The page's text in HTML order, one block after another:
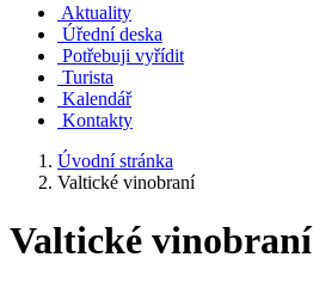
Aktuality
Úřední deska
Potřebuji vyřídit
Turista
Kalendář
Kontakty
Úvodní stránka
Valtické vinobraní
Valtické vinobraní